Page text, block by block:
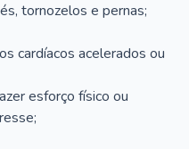
tornozelos e pernas;
cardíacos acelerados ou
esforço físico ou